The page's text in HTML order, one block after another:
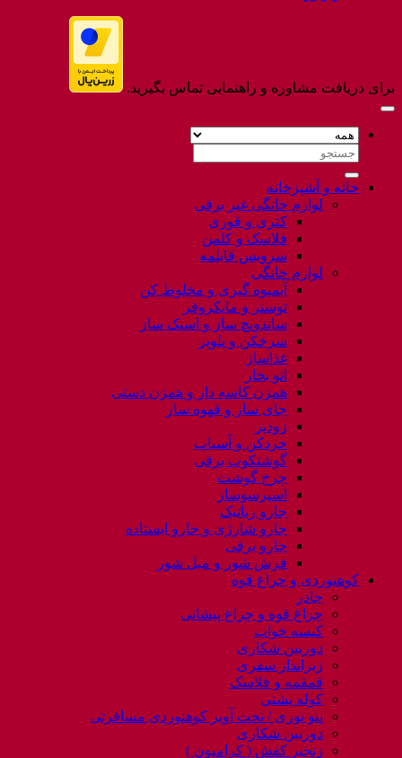
برای دریافت مشاوره و راهنمایی تماس بگیرید.
جستجو
خانه و آشپزخانه
لوازم خانگی غیر برقی
کتری و قوری
فلاسک و کلمن
سرویس قابلمه
لوازم خانگی
آبمیوه گیری و مخلوط کن
توستر و مایکروفر
ساندویچ ساز و اسنک ساز
سرخکن و پلوپز
غذاساز
اتو بخار
همزن کاسه دار و همزن دستی
چای ساز و قهوه ساز
زودپز
خردکن و آسیاب
گوشتکوب برقی
چرخ گوشت
اسپرسوساز
جارو رباتیک
جارو شارژی و جارو ایستاده
جارو برقی
فرش شور و مبل شور
کوهنوردی و چراغ قوه
چادر
چراغ قوه و چراغ پیشانی
کیسه خواب
دوربین شکاری
زیرانداز سفری
قمقمه و فلاسک
کوله پشتی
ننو توری / تخت آویز کوهنوردی مسافرتی
دوربین شکاری
زنجیر کفش ( کرامپون )